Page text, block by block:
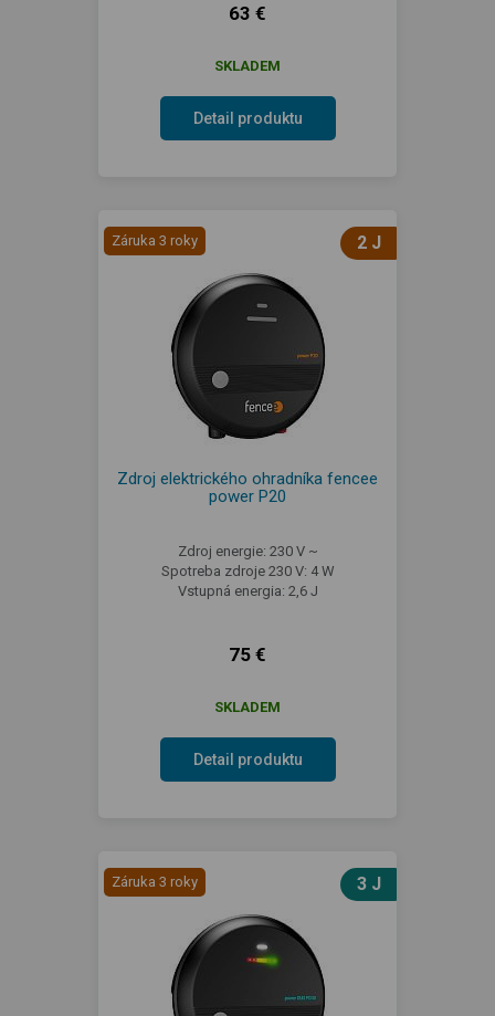
63 €
SKLADEM
Detail produktu
Záruka 3 roky 2 J
Zdroj elektrického ohradníka fencee
power P20
Zdroj energie: 230 V ~
Spotreba zdroje 230 V: 4 W
Vstupná energia: 2,6 J
75 €
SKLADEM
Detail produktu
Záruka 3 roky 3 J